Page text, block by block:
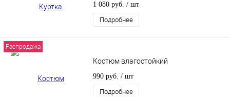
1 080 руб. / шт
Подробнее
Распродажа
Костюм влагостойкий
990 руб. / шт
Подробнее